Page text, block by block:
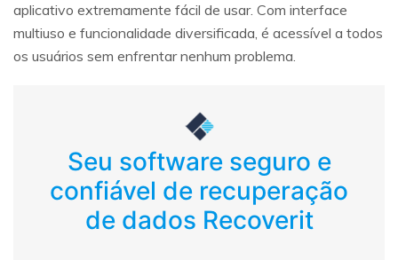
aplicativo extremamente fácil de usar. Com interface
multiuso e funcionalidade diversificada, é acessível a todos
os usuários sem enfrentar nenhum problema.
Seu software seguro e
confiável de recuperação
de dados Recoverit